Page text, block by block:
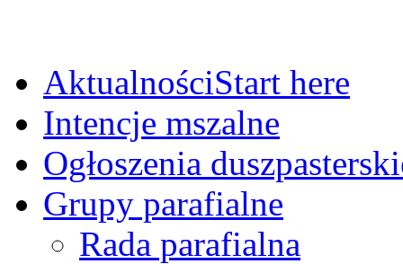
AktualnościStart here
Intencje mszalne
Ogłoszenia
Grupy parafialne
Rada parafialna